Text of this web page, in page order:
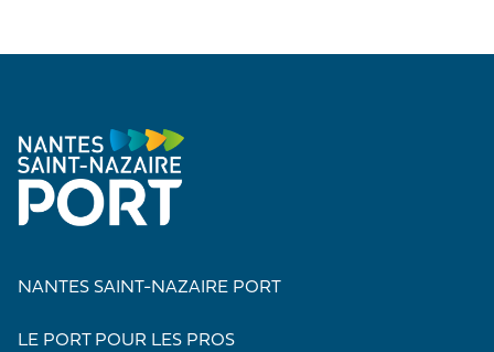
NANTES SAINT-NAZAIRE PORT
LE PORT POUR LES PROS